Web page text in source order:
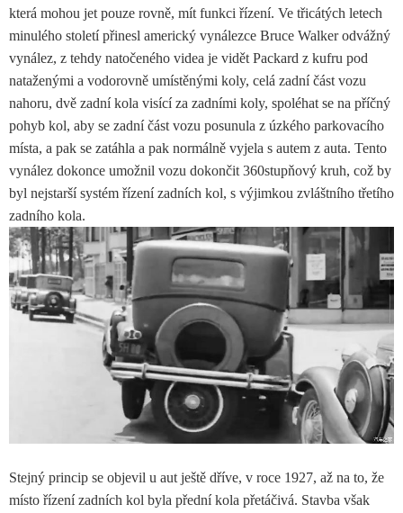
která mohou jet pouze rovně, mít funkci řízení. Ve třicátých letech
minulého století přinesl americký vynálezce Bruce Walker odvážný
vynález, z tehdy natočeného videa je vidět Packard z kufru pod
nataženými a vodorovně umístěnými koly, celá zadní část vozu
nahoru, dvě zadní kola visící za zadními koly, spoléhat se na příčný
pohyb kol, aby se zadní část vozu posunula z úzkého parkovacího
místa, a pak se zatáhla a pak normálně vyjela s autem z auta. Tento
vynález dokonce umožnil vozu dokončit 360stupňový kruh, což by
byl nejstarší systém řízení zadních kol, s výjimkou zvláštního třetího
zadního kola.
Stejný princip se objevil u aut ještě dříve, v roce 1927, až na to, že
místo řízení zadních kol byla přední kola přetáčivá. Stavba však